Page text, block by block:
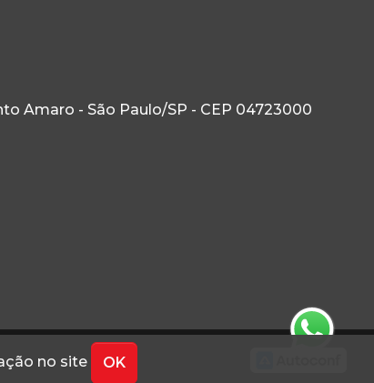
no site OK
Amaro - São Paulo/SP - CEP 04723000